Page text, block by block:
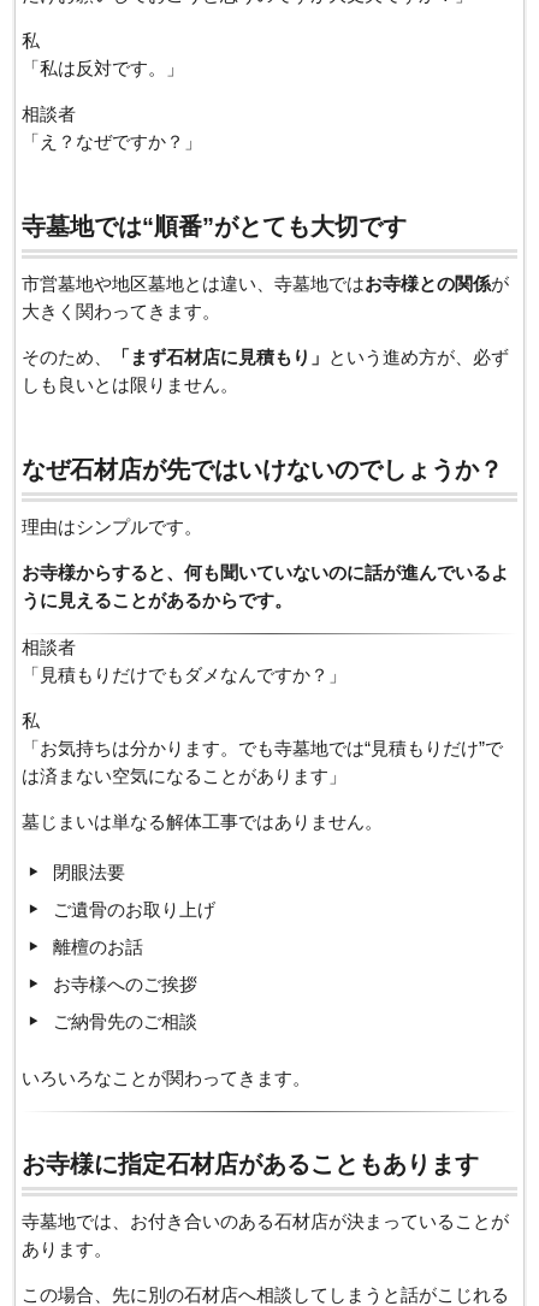
私
「私は反対です。」
相談者
「え？なぜですか？」
寺墓地では“順番”がとても大切です
市営墓地や地区墓地とは違い、寺墓地ではお寺様との関係が
大きく関わってきます。
そのため、 「まず石材店に見積もり」
という進め方が、必ず
しも良いとは限りません。
なぜ石材店が先ではいけないのでしょうか？
理由はシンプルです。
お寺様からすると、何も聞いていないのに話が進んでいるよ
うに見えることがあるからです。
相談者
「見積もりだけでもダメなんですか？」
私
「お気持ちは分かります。でも寺墓地では“見積もりだけ”で
は済まない空気になることがあります」
墓じまいは単なる解体工事ではありません。
閉眼法要
ご遺骨のお取り上げ
離檀のお話
お寺様へのご挨拶
ご納骨先のご相談
いろいろなことが関わってきます。
お寺様に指定石材店があることもあります
寺墓地では、お付き合いのある石材店が決まっていることが
あります。
この場合、先に別の石材店へ相談してしまうと話がこじれる